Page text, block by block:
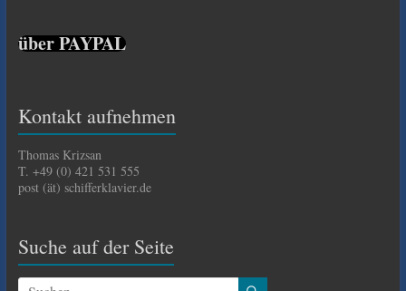
über PAYPAL
Kontakt aufnehmen
Thomas Krizsan
T. +49 (0) 421 531 555
post (ät) schifferklavier.de
Suche auf der Seite